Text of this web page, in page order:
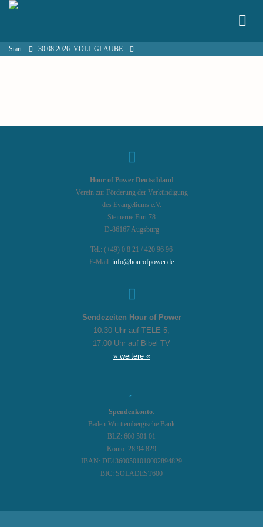
Start 30.08.2026: VOLL GLAUBE
Hour of Power Deutschland
Verein zur Förderung der Verkündigung
des Evangeliums e.V.
Steinerne Furt 78
D-86167 Augsburg
Tel.: (+49) 0 8 21 / 420 96 96
E-Mail: info@hourofpower.de
Sendezeiten Hour of Power
10:30 Uhr auf TELE 5,
17:00 Uhr auf Bibel TV
» weitere «
Spendenkonto:
Baden-Württembergische Bank
BLZ: 600 501 01
Konto: 28 94 829
IBAN: DE43600501010002894829
BIC: SOLADEST600